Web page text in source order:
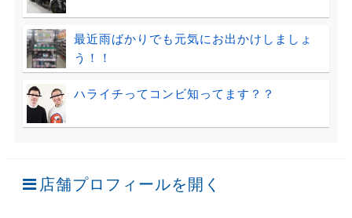
最近雨ばかりでも元気にお出かけしましょ
う！！
ハライチってコンビ知ってます？？
店舗プロフィールを開く